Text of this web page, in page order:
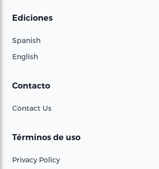
Ediciones
Spanish
English
Contacto
Contact Us
Términos de uso
Privacy Policy